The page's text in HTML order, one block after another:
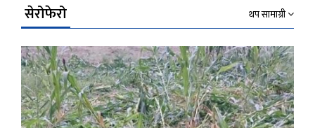
सेरोफेरो थप सामाग्री